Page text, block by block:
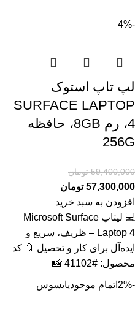
-4%
لپ تاپ استوک
SURFACE LAPTOP
4، رم 8GB، حافظه
256G
59,400,000 تومان
57,300,000 تومان
افزودن به سبد خرید
💻 لپتاپ Microsoft Surface
Laptop 4 – ظریف، سریع و
ایده‌آل برای کار و تحصیل 🔖 کد
محصول: #41102 📸
-2% اتمام موجودیایسوس